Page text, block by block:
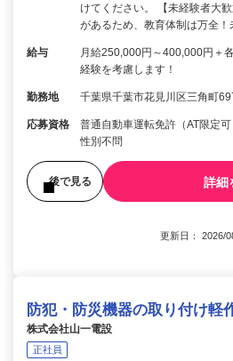
けてください。 【未経験者大
があるため、教育体制は万全
給与
月給250,000円～400,000円
経験を考慮します！
勤務地 千葉県千葉市花見川区三角町
応募資格
普通自動車運転免許（AT限定
性別不問
後で見る 詳細
更新日： 2026/
防犯・防災機器の取り付け軽
株式会社山一電設
正社員